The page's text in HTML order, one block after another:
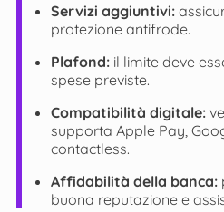
Servizi aggiuntivi:
protezione antifrode.
Plafond:il limite deve
spese previste.
Compatibilità digitale:
supporta Apple Pay,
contactless.
Affidabilità della banca:
buona reputazione e